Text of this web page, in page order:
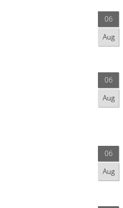
06
Aug
06
Aug
06
Aug